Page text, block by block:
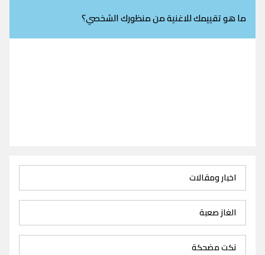
ما هو تقييمك للاغنية من منظورك الشخصي؟
اخبار ومقالات
الغاز صعبة
نكت مضحكة